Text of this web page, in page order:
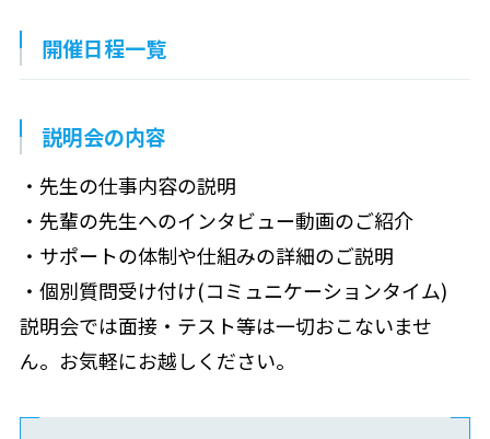
開催日程一覧
説明会の内容
・先生の仕事内容の説明
・先輩の先生へのインタビュー動画のご紹介
・サポートの体制や仕組みの詳細のご説明
・個別質問受け付け(コミュニケーションタイム)
説明会では面接・テスト等は一切おこないませ
ん。お気軽にお越しください。